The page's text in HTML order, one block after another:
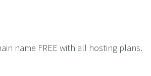
name FREE with all hosting plans.